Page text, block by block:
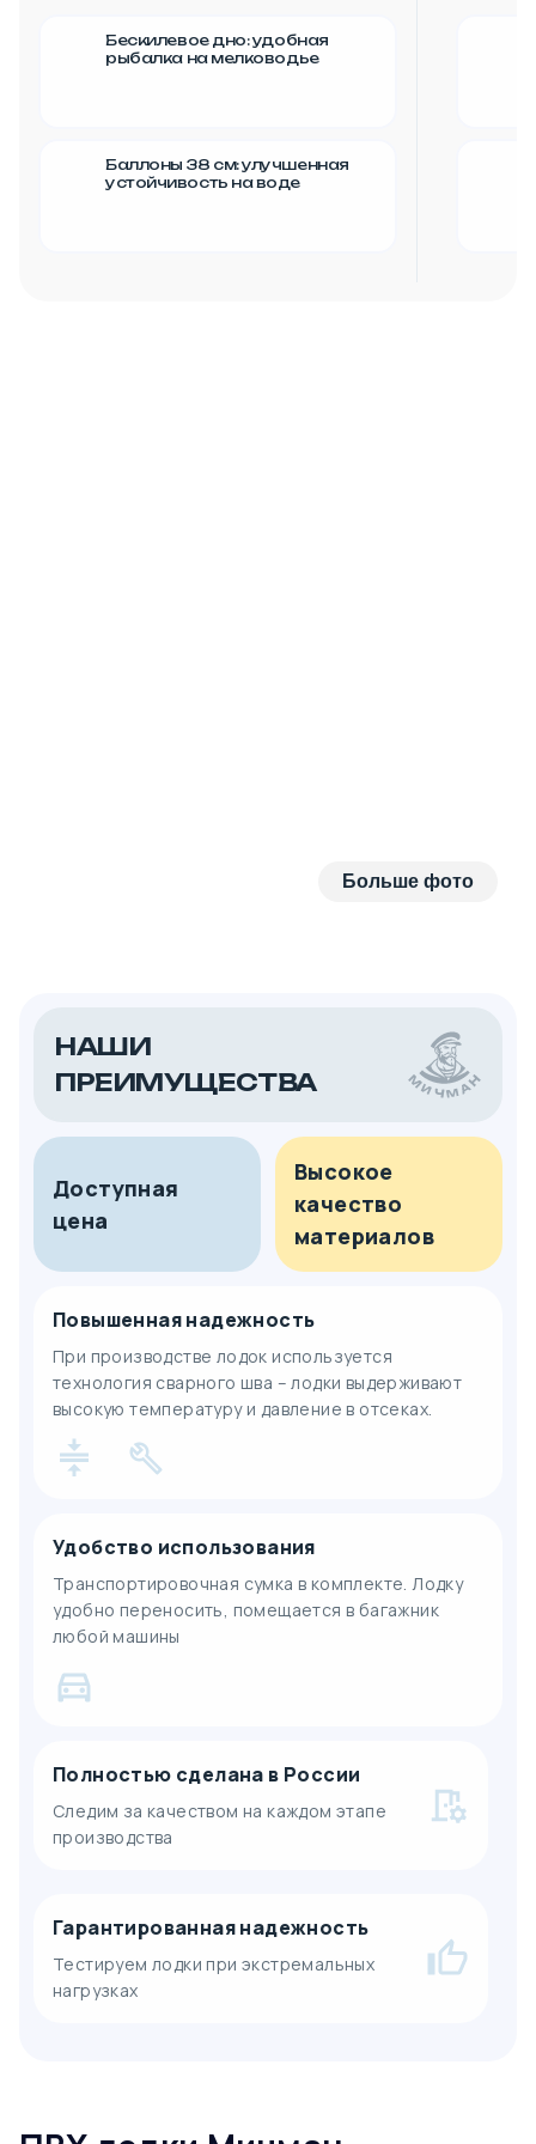
Бескилевое дно: удобная
рыбалка на мелководье
Баллоны 38 см: улучшенная
устойчивость на воде
Больше фото
НАШИ
ПРЕИМУЩЕСТВА
Доступная
цена
Высокое
качество
материалов
Повышенная надежность
При производстве лодок используется
технология сварного шва – лодки выдерживают
высокую температуру и давление в отсеках.
Удобство использования
Транспортировочная сумка в комплекте. Лодку
удобно переносить, помещается в багажник
любой машины
Полностью сделана в России
Следим за качеством на каждом этапе
производства
Гарантированная надежность
Тестируем лодки при экстремальных
нагрузках